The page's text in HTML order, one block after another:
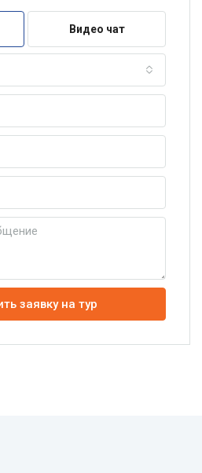
Видео чат
заявку на тур